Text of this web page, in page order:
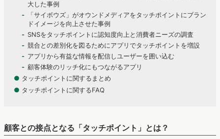
大した事例
「サイボウズ」がオウンドメディアをタッチポイントにブラン
ドイメージを向上させた事例
SNSをタッチポイントに認知度向上と消費者ニーズの調査
競合との差別化を図るためにアプリでタッチポイントを増設
アプリから有益な情報を配信しユーザーを囲い込む
顧客体験のリッチ化にもつながるアプリ
● タッチポイントに関するまとめ
● タッチポイントに関するFAQ
顧客との接点となる「タッチポイント」とは？